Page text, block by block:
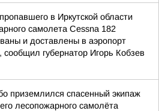
в Иркутской области
самолета Cessna 182
и доставлены в аэропорт
сообщил губернатор Игорь Кобзев
приземлился спасенный экипаж
лесопожарного самолёта